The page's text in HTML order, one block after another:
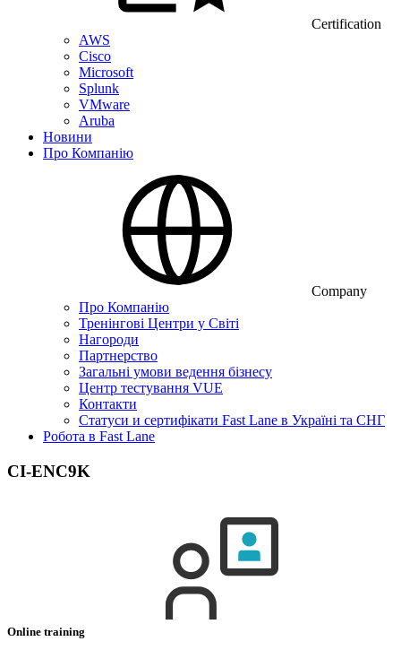
Certification
AWS
Cisco
Microsoft
Splunk
VMware
Aruba
Новини
Про Компанію
Company
Про Компанію
Тренінгові Центри у Світі
Нагороди
Партнерство
Загальні умови ведення бізнесу
Центр тестування VUE
Контакти
Статуси и сертифікати Fast Lane в Україні та СНГ
Робота в Fast Lane
CI-ENC9K
Online training